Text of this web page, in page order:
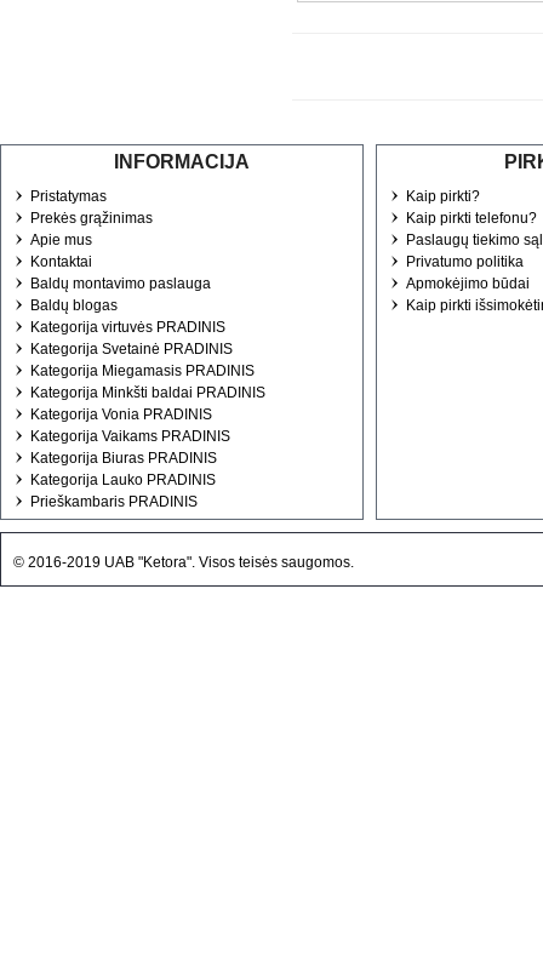
INFORMACIJA
Pristatymas
Prekės grąžinimas
Apie mus
Kontaktai
Baldų montavimo paslauga
Baldų blogas
Kategorija virtuvės PRADINIS
Kategorija Svetainė PRADINIS
Kategorija Miegamasis PRADINIS
Kategorija Minkšti baldai PRADINIS
Kategorija Vonia PRADINIS
Kategorija Vaikams PRADINIS
Kategorija Biuras PRADINIS
Kategorija Lauko PRADINIS
Prieškambaris PRADINIS
Kaip pirkti?
Kaip pirkti telefonu?
Paslaugų tiekimo
Privatumo politika
Apmokėjimo būdai
Kaip pirkti
© 2016-2019 UAB "Ketora". Visos teisės saugomos.